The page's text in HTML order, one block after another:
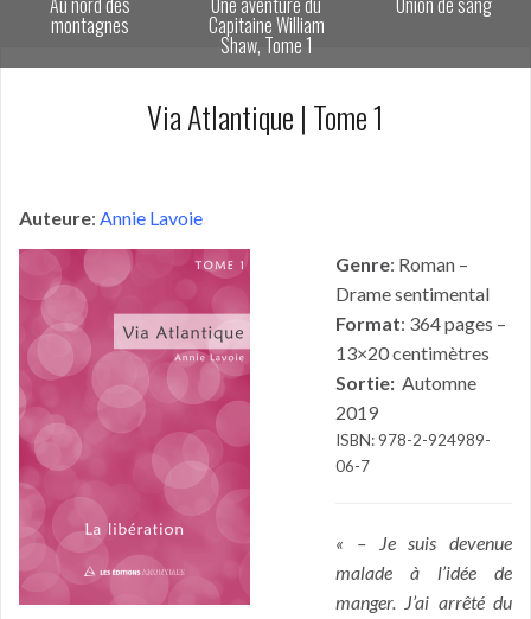
montagnes Capitaine William
Shaw, Tome 1
Via Atlantique | Tome 1
Auteure: Annie Lavoie
Genre: Roman –
Drame sentimental
Format: 364 pages –
13×20 centimètres
Sortie: Automne
2019
ISBN: 978-2-924989-
06-7
« – Je suis devenue
malade à l’idée de
manger. J’ai arrêté du